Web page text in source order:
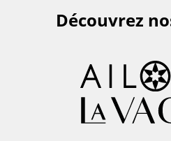
Découvrez